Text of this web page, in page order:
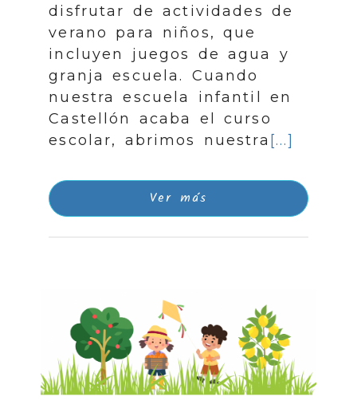
disfrutar de actividades de
verano para niños, que
incluyen juegos de agua y
granja escuela. Cuando
nuestra escuela infantil en
Castellón acaba el curso
escolar, abrimos nuestra [...]
Ver más